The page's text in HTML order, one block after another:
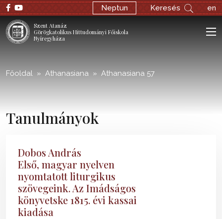
; Neptun Keresés en
Szent Atanáz
Görögkatolikus Hittudományi Főiskola
Nyíregyháza
Főoldal Athanasiana Athanasiana 57
Tanulmányok
Dobos András
Első, magyar nyelven
nyomtatott liturgikus
szövegeink. Az Imádságos
könyvetske 1815. évi kassai
kiadása